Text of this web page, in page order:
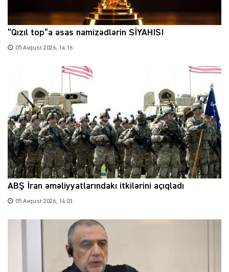
“Qızıl top”a əsas namizədlərin SİYAHISI
05 Avqust 2026, 14:16
ABŞ İran əməliyyatlarındakı itkilərini açıqladı
05 Avqust 2026, 14:03